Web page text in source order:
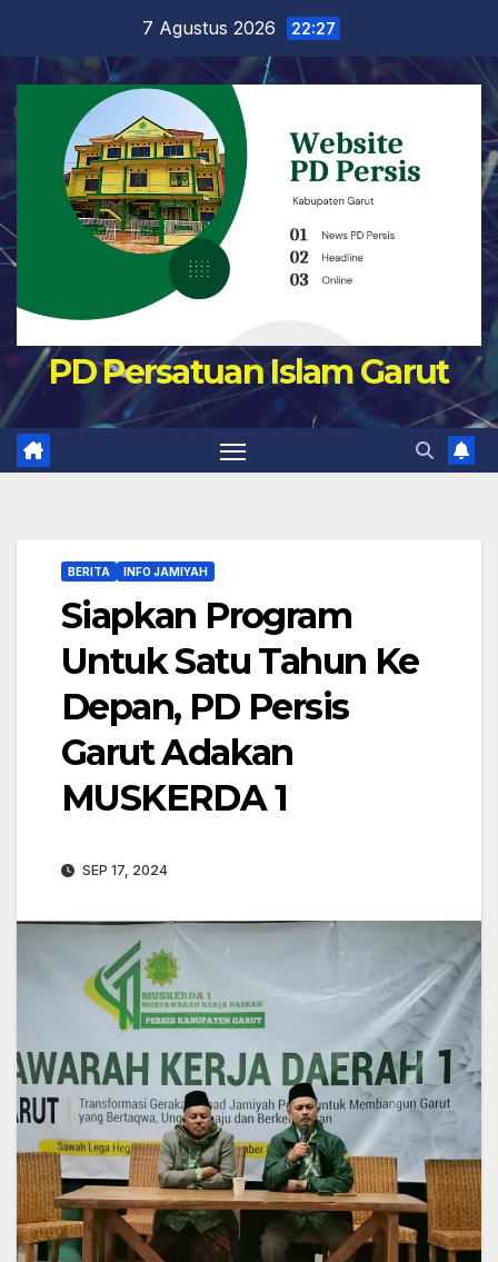
content
7 Agustus 2026 22:27
PD Persatuan Islam Garut
BERITA INFO JAMIYAH
Siapkan Program
Untuk Satu Tahun Ke
Depan, PD Persis
Garut Adakan
MUSKERDA 1
SEP 17, 2024